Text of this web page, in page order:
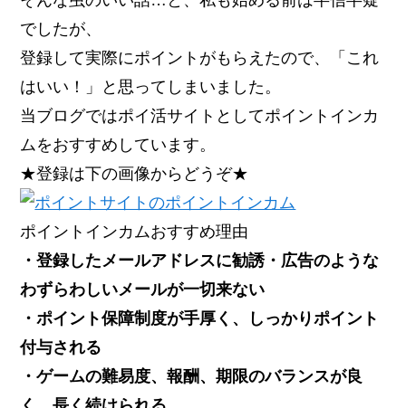
でしたが、
登録して実際にポイントがもらえたので、「これ
はいい！」と思ってしまいました。
当ブログではポイ活サイトとしてポイントインカ
ムをおすすめしています。
★登録は下の画像からどうぞ★
ポイントインカムおすすめ理由
・登録したメールアドレスに勧誘・広告のような
わずらわしいメールが一切来ない
・ポイント保障制度が手厚く、しっかりポイント
付与される
・ゲームの難易度、報酬、期限のバランスが良